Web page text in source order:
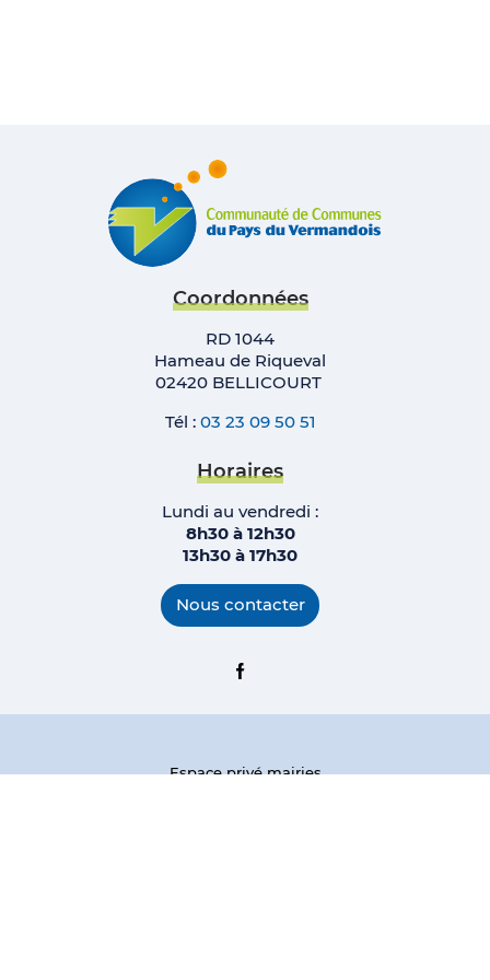
Coordonnées
RD 1044
Hameau de Riqueval
02420 BELLICOURT
Tél : 03 23 09 50 51
Horaires
Lundi au vendredi :
8h30 à 12h30
13h30 à 17h30
Nous contacter
Facebook
Espace privé mairies